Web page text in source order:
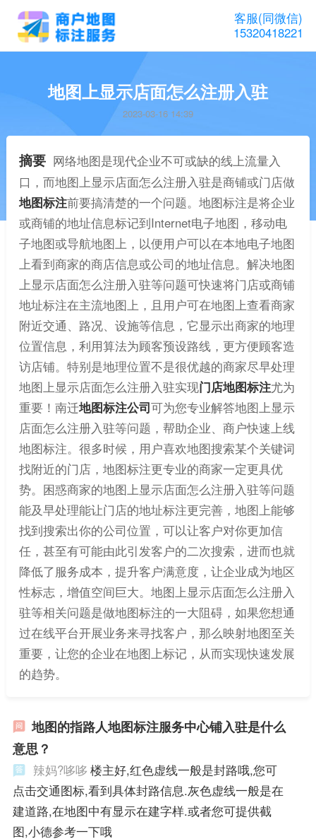
客服(同微信)
15320418221
地图上显示店面怎么注册入驻
2023-03-16 14:39
摘要 网络地图是现代企业不可或缺的线上流量入
口，而地图上显示店面怎么注册入驻是商铺或门店做
地图标注前要搞清楚的一个问题。地图标注是将企业
或商铺的地址信息标记到Internet电子地图，移动电
子地图或导航地图上，以便用户可以在本地电子地图
上看到商家的商店信息或公司的地址信息。解决地图
上显示店面怎么注册入驻等问题可快速将门店或商铺
地址标注在主流地图上，且用户可在地图上查看商家
附近交通、路况、设施等信息，它显示出商家的地理
位置信息，利用算法为顾客预设路线，更方便顾客造
访店铺。特别是地理位置不是很优越的商家尽早处理
地图上显示店面怎么注册入驻实现门店地图标注尤为
重要！南迁地图标注公司可为您专业解答地图上显示
店面怎么注册入驻等问题，帮助企业、商户快速上线
地图标注。很多时候，用户喜欢地图搜索某个关键词
找附近的门店，地图标注更专业的商家一定更具优
势。困惑商家的地图上显示店面怎么注册入驻等问题
能及早处理能让门店的地址标注更完善，地图上能够
找到搜索出你的公司位置，可以让客户对你更加信
任，甚至有可能由此引发客户的二次搜索，进而也就
降低了服务成本，提升客户满意度，让企业成为地区
性标志，增值空间巨大。地图上显示店面怎么注册入
驻等相关问题是做地图标注的一大阻碍，如果您想通
过在线平台开展业务来寻找客户，那么映射地图至关
重要，让您的企业在地图上标记，从而实现快速发展
的趋势。
地图的指路人地图标注服务中心铺入驻是什么
意思？
辣妈?哆哆 楼主好,红色虚线一般是封路哦,您可
点击交通图标,看到具体封路信息.灰色虚线一般是在
建道路,在地图中有显示在建字样.或者您可提供截
图,小德参考一下哦